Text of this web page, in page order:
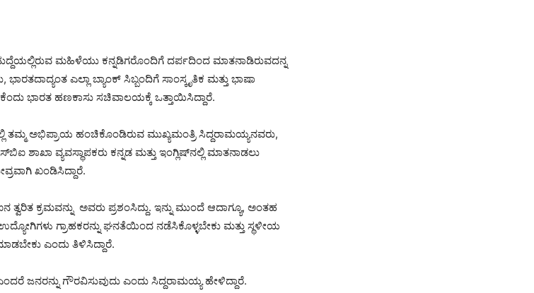
ಮಹಿಳೆಯು ಕನ್ನಡಿಗರೊಂದಿಗೆ ದರ್ಪದಿಂದ ಮಾತನಾಡಿರುವದನ್ನ
ಎಲ್ಲಾ ಬ್ಯಾಂಕ್ ಸಿಬ್ಬಂದಿಗೆ ಸಾಂಸ್ಕೃತಿಕ ಮತ್ತು ಭಾಷಾ
ಭಾರತ ಹಣಕಾಸು ಸಚಿವಾಲಯಕ್ಕೆ ಒತ್ತಾಯಿಸಿದ್ದಾರೆ.
ತಮ್ಮ ಅಭಿಪ್ರಾಯ ಹಂಚಿಕೊಂಡಿರುವ ಮುಖ್ಯಮಂತ್ರಿ ಸಿದ್ದರಾಮಯ್ಯನವರು,
ಶಾಖಾ ವ್ಯವಸ್ಥಾಪಕರು ಕನ್ನಡ ಮತ್ತು ಇಂಗ್ಲಿಷ್‌ನಲ್ಲಿ ಮಾತನಾಡಲು
ಖಂಡಿಸಿದ್ದಾರೆ.
ಕ್ರಮವನ್ನು ಅವರು ಪ್ರಶಂಸಿದ್ದು. ಇನ್ನು ಮುಂದೆ ಆದಾಗ್ಯೂ, ಅಂತಹ
ಗ್ರಾಹಕರನ್ನು ಘನತೆಯಿಂದ ನಡೆಸಿಕೊಳ್ಳಬೇಕು ಮತ್ತು ಸ್ಥಳೀಯ
ಎಂದು ತಿಳಿಸಿದ್ದಾರೆ.
ಜನರನ್ನು ಗೌರವಿಸುವುದು ಎಂದು ಸಿದ್ದರಾಮಯ್ಯ ಹೇಳಿದ್ದಾರೆ.